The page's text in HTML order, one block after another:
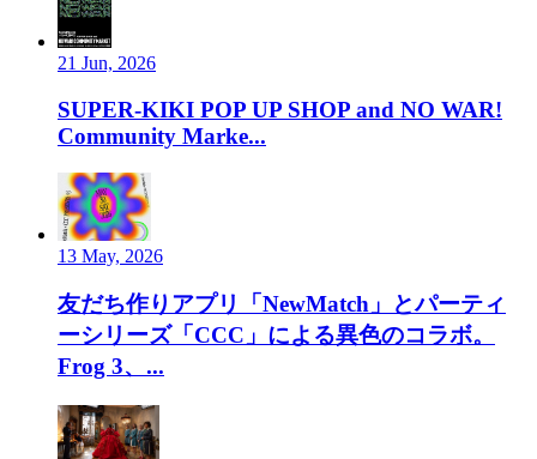
21 Jun, 2026
SUPER-KIKI POP UP SHOP and NO WAR!
Community Marke...
13 May, 2026
友だち作りアプリ「NewMatch」とパーティ
ーシリーズ「CCC」による異色のコラボ。
Frog 3、...